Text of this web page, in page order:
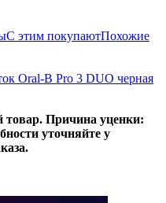
С этим покупаютПохожие
Oral-B Pro 3 DUO черная
товар. Причина уценки:
уточняйте у